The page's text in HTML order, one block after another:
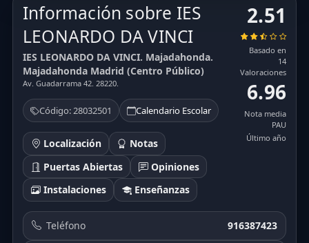
Información sobre IES
LEONARDO DA VINCI
IES LEONARDO DA VINCI. Majadahonda.
Majadahonda Madrid (Centro Público)
Av. Guadarrama 42. 28220.
Código: 28032501 Calendario Escolar
Localización
Notas
Puertas Abiertas
Opiniones
Instalaciones
Enseñanzas
2.51
Basado en
14
Valoraciones
6.96
Nota media
PAU
Último año
Teléfono 916387423